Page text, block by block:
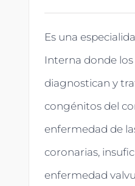
Es una
Interna donde
diagnostican y
congénitos del
enfermedad de
coronarias,
enfermedad